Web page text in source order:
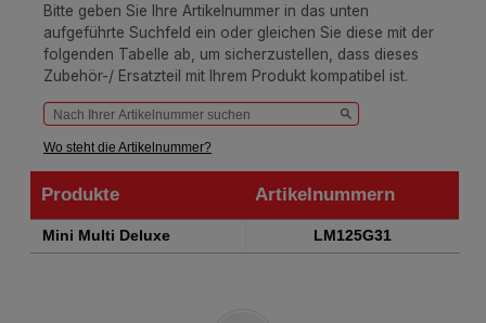
Bitte geben Sie Ihre Artikelnummer in das unten
aufgeführte Suchfeld ein oder gleichen Sie diese mit der
folgenden Tabelle ab, um sicherzustellen, dass dieses
Zubehör-/ Ersatzteil mit Ihrem Produkt kompatibel ist.
Wo steht die Artikelnummer?
Produkte
Artikelnummern
Produkte
Artikelnummern
Mini Multi Deluxe LM125G31